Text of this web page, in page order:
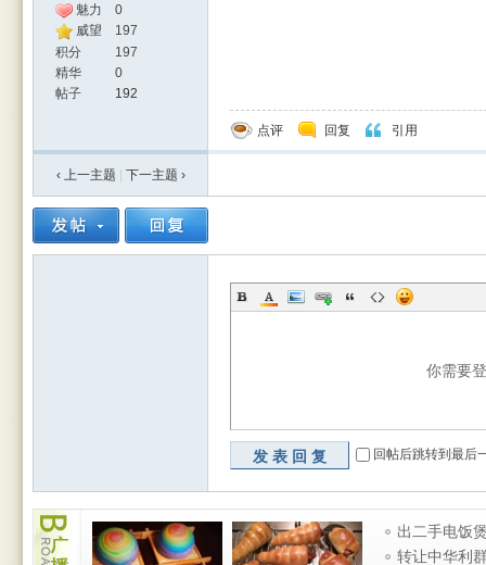
魅力
0
威望
197
积分
197
精华
0
帖子
192
点评 回复 引用
‹ 上一主题 下一主题 ›
你需要
发表回复 回帖后跳转到最后
出二手电饭
烧水壶 厨房
转让中华利